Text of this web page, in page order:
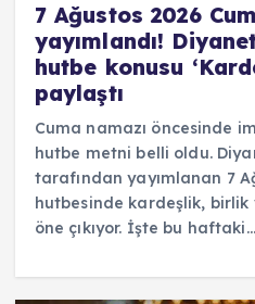
7 Ağustos 2026
yayımlandı!
hutbe konusu
paylaştı
Cuma namazı öncesinde
hutbe metni belli oldu.
tarafından yayımlanan 7
hutbesinde kardeşlik, birlik
öne çıkıyor. İşte bu haftaki…